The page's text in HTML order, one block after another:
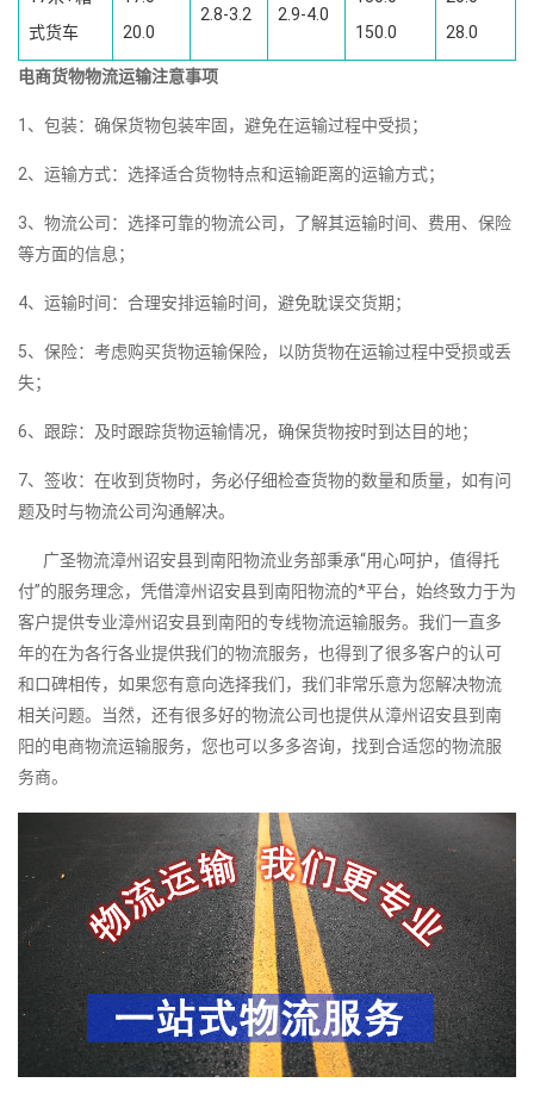
式货车
20.0
2.8-3.2 2.9-4.0
150.0
28.0
电商货物物流运输注意事项
1、包装：确保货物包装牢固，避免在运输过程中受损；
2、运输方式：选择适合货物特点和运输距离的运输方式；
3、物流公司：选择可靠的物流公司，了解其运输时间、费用、保险
等方面的信息；
4、运输时间：合理安排运输时间，避免耽误交货期；
5、保险：考虑购买货物运输保险，以防货物在运输过程中受损或丢
失；
6、跟踪：及时跟踪货物运输情况，确保货物按时到达目的地；
7、签收：在收到货物时，务必仔细检查货物的数量和质量，如有问
题及时与物流公司沟通解决。
广圣物流漳州诏安县到南阳物流业务部秉承“用心呵护，值得托
付”的服务理念，凭借漳州诏安县到南阳物流的*平台，始终致力于为
客户提供专业漳州诏安县到南阳的专线物流运输服务。我们一直多
年的在为各行各业提供我们的物流服务，也得到了很多客户的认可
和口碑相传，如果您有意向选择我们，我们非常乐意为您解决物流
相关问题。当然，还有很多好的物流公司也提供从漳州诏安县到南
阳的电商物流运输服务，您也可以多多咨询，找到合适您的物流服
务商。